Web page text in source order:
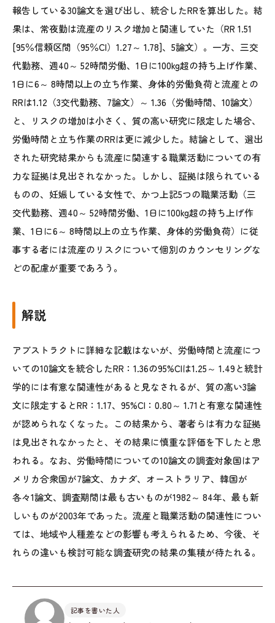
報告している30論文を選び出し、統合したRRを算出した。結
果は、常夜勤は流産のリスク増加と関連していた（RR 1.51
[95％信頼区間（95％CI）1.27～ 1.78]、5論文）。一方、三交
代勤務、週40～ 52時間労働、1日に100kg超の持ち上げ作業、
1日に6～ 8時間以上の立ち作業、身体的労働負荷と流産との
RRは1.12（3交代勤務、7論文）～ 1.36（労働時間、10論文）
と、リスクの増加は小さく、質の高い研究に限定した場合、
労働時間と立ち作業のRRは更に減少した。結論として、選出
された研究結果からも流産に関連する職業活動についての有
力な証拠は見出されなかった。しかし、証拠は限られている
ものの、妊娠している女性で、かつ上記5つの職業活動（三
交代勤務、週40～ 52時間労働、1日に100kg超の持ち上げ作
業、1日に6～ 8時間以上の立ち作業、身体的労働負荷）に従
事する者には流産のリスクについて個別のカウンセリングな
どの配慮が重要であろう。
解説
アブストラクトに詳細な記載はないが、労働時間と流産につ
いての10論文を統合したRR：1.36の95%CIは1.25～ 1.49と統計
学的には有意な関連性があると見なされるが、質の高い3論
文に限定するとRR：1.17、95%CI：0.80～ 1.71と有意な関連性
が認められなくなった。この結果から、著者らは有力な証拠
は見出されなかったと、その結果に慎重な評価を下したと思
われる。なお、労働時間についての10論文の調査対象国はア
メリカ合衆国が7論文、カナダ、オーストラリア、韓国が
各々1論文、調査期間は最も古いものが1982～ 84年、最も新
しいものが2003年であった。流産と職業活動の関連性につい
ては、地域や人種差などの影響も考えられるため、今後、そ
れらの違いも検討可能な調査研究の結果の集積が待たれる。
記事を書いた人